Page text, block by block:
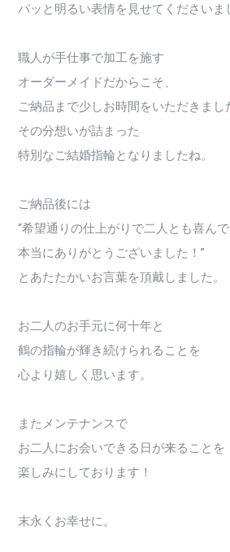
パッと明るい表情を見せてくださいま
職人が手仕事で加工を施す
オーダーメイドだからこそ、
ご納品まで少しお時間をいただきまし
その分想いが詰まった
特別なご結婚指輪となりましたね。
ご納品後には
“希望通りの仕上がりで二人とも喜んで
本当にありがとうございました！”
とあたたかいお言葉を頂戴しました。
お二人のお手元に何十年と
鶴の指輪が輝き続けられることを
心より嬉しく思います。
またメンテナンスで
お二人にお会いできる日が来ることを
楽しみにしております！
末永くお幸せに。